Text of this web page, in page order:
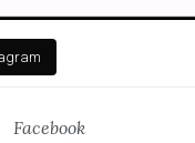
Facebook